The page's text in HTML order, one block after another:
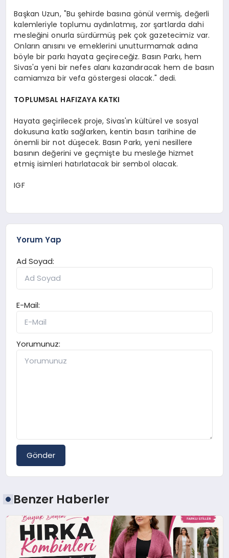
Başkan Uzun, "Bu şehirde basına gönül vermiş, değerli
kalemleriyle toplumu aydınlatmış, zor şartlarda dahi
mesleğini onurla sürdürmüş pek çok gazetecimiz var.
Onların anısını ve emeklerini unutturmamak adına
böyle bir parkı hayata geçireceğiz. Basın Parkı, hem
Sivas'a yeni bir nefes alanı kazandıracak hem de basın
camiamıza bir vefa göstergesi olacak." dedi.
TOPLUMSAL HAFIZAYA KATKI
Hayata geçirilecek proje, Sivas'ın kültürel ve sosyal
dokusuna katkı sağlarken, kentin basın tarihine de
önemli bir not düşecek. Basın Parkı, yeni nesillere
basının değerini ve geçmişte bu mesleğe hizmet
etmiş isimleri hatırlatacak bir sembol olacak.
IGF
Yorum Yap
Ad Soyad:
E-Mail:
Yorumunuz:
Gönder
Benzer Haberler